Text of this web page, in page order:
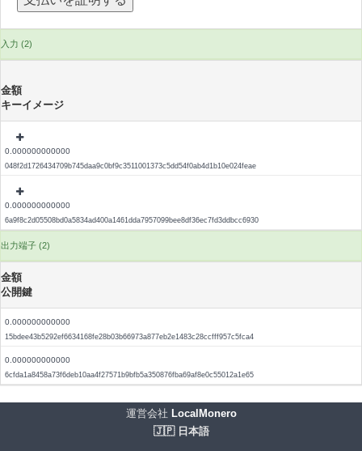
入力 (2)
金額
キーイメージ
0.000000000000
048f2d1726434709b745daa9c0bf9c3511001373c5dd54f0ab4d1b10e024feae
0.000000000000
6a9f8c2d05508bd0a5834ad400a1461dda7957099bee8df36ec7fd3ddbcc6930
出力端子 (2)
金額
公開鍵
0.000000000000
15bdee43b5292ef6634168fe28b03b66973a877eb2e1483c28ccfff957c5fca4
0.000000000000
6cfda1a8458a73f6deb10aa4f27571b9bfb5a350876fba69af8e0c55012a1e65
運営会社 LocalMonero
🇯🇵 日本語